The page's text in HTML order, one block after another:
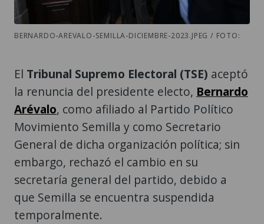
BERNARDO-AREVALO-SEMILLA-DICIEMBRE-2023.JPEG / FOTO:
El Tribunal Supremo Electoral (TSE) aceptó
la renuncia del presidente electo, Bernardo
Arévalo, como afiliado al Partido Político
Movimiento Semilla y como Secretario
General de dicha organización política; sin
embargo, rechazó el cambio en su
secretaría general del partido, debido a
que Semilla se encuentra suspendida
temporalmente.